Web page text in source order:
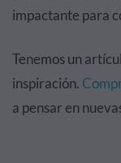
impactante para
Tenemos un
inspiración.
a pensar en